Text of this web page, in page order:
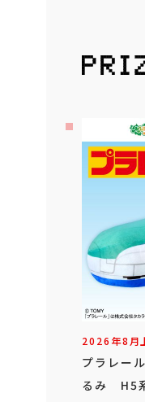
2026年8月
プラレー
るみ H5